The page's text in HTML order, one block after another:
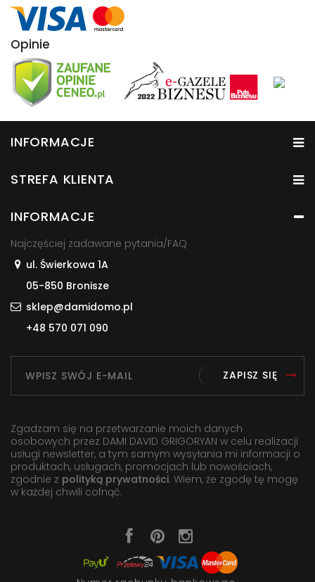
Opinie
INFORMACJE
STREFA KLIENTA
INFORMACJE
Najczęściej zadawane pytania/FAQ
ul. Świerkowa 1A
05-850 Bronisze
sklep@damidomo.pl
+48 570 071 090
ZAPISZ SIĘ
Zgadzam się na przetwarzanie moich danych
osobowych przez DAMI DAVID GRIGORYAN w celu realizacji
usługi newsletter, a tym samym wysyłania mi informacji o
produktach, usługach, promocjach lub nowościach,
zgodnie z polityką prywatności. Wiem, że zgodę tę mogę
w każdej chwili cofnąć.